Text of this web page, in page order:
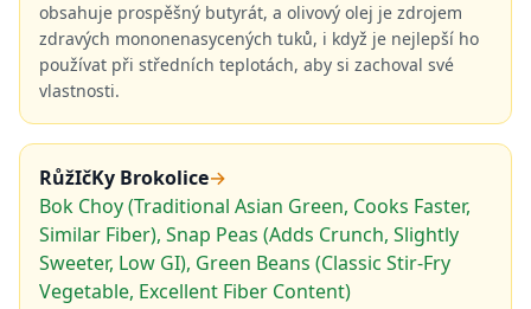
obsahuje prospěšný butyrát, a olivový olej je zdrojem
zdravých mononenasycených tuků, i když je nejlepší ho
používat při středních teplotách, aby si zachoval své
vlastnosti.
RůžIčKy Brokolice→
Bok Choy (Traditional Asian Green, Cooks Faster,
Similar Fiber), Snap Peas (Adds Crunch, Slightly
Sweeter, Low GI), Green Beans (Classic Stir-Fry
Vegetable, Excellent Fiber Content)